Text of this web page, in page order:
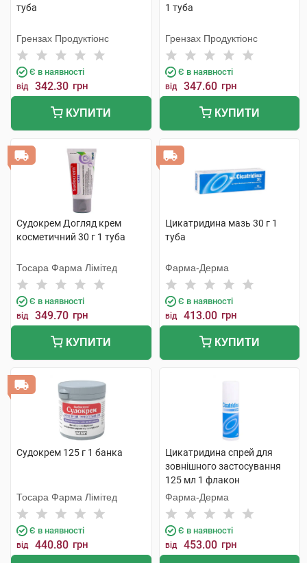
туба
Грензах Продуктіонс
Є в наявності
від 342.30 грн
КУПИТИ
1 туба
Грензах Продуктіонс
Є в наявності
від 347.60 грн
КУПИТИ
Судокрем Догляд крем
косметичний 30 г 1 туба
Тосара Фарма Лімітед
Є в наявності
від 349.70 грн
КУПИТИ
Цикатридина мазь 30 г 1
туба
Фарма-Дерма
Є в наявності
від 413.00 грн
КУПИТИ
Судокрем 125 г 1 банка
Тосара Фарма Лімітед
Є в наявності
від 440.80 грн
Цикатридина спрей для
зовнішного застосування
125 мл 1 флакон
Фарма-Дерма
Є в наявності
від 453.00 грн